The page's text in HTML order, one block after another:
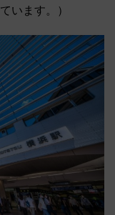
います。）